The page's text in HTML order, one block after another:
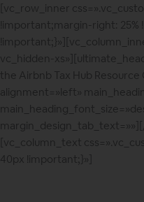
[vc_row_inner
!important;margin-right:
vc_hidden-
the Airbnb Tax Hub Resource
alignment=»left»
[vc_column_text
40px !important;}»]